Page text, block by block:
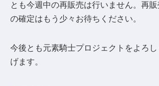
とも今週中の再販売は行いません。再
の確定はもう少々お待ちください。
今後とも元素騎士プロジェクトをよろ
げます。